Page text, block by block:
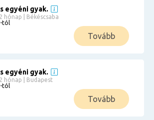
egyéni gyak.
hónap | Békéscsaba
tól
Tovább
egyéni gyak.
hónap | Budapest
tól
Tovább